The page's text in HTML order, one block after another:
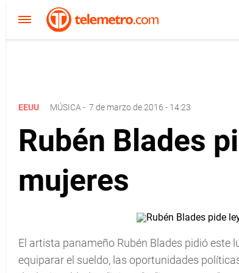
EEUU MÚSICA - 7 de marzo de 2016 - 14:23
Rubén Blades
mujeres
El artista panameño Rubén Blades pidió este
equiparar el sueldo, las oportunidades